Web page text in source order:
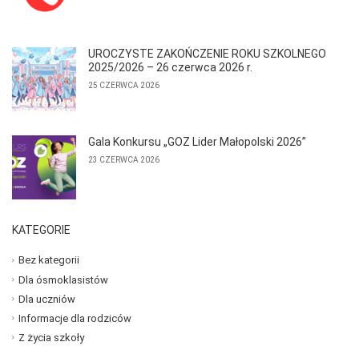
UROCZYSTE ZAKOŃCZENIE ROKU SZKOLNEGO
2025/2026 – 26 czerwca 2026 r.
25 CZERWCA 2026
Gala Konkursu „GOZ Lider Małopolski 2026”
23 CZERWCA 2026
KATEGORIE
Bez kategorii
Dla ósmoklasistów
Dla uczniów
Informacje dla rodziców
Z życia szkoły